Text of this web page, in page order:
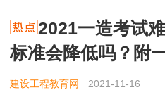
2021一造考试
标准会降低吗？附
建设工程教育网 2021-11-16